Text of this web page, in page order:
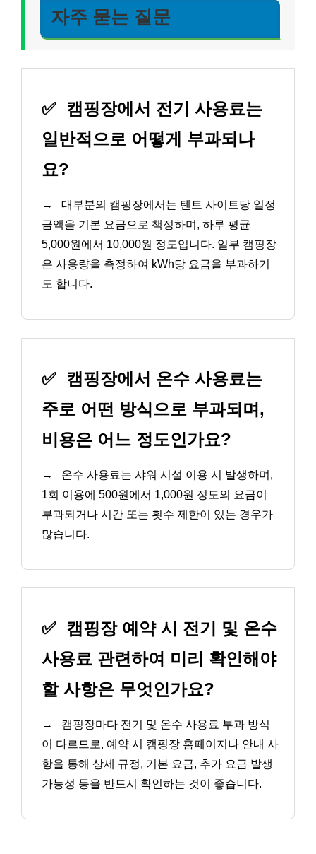
자주 묻는 질문
✅ 캠핑장에서 전기 사용료는
일반적으로 어떻게 부과되나
요?
→
대부분의 캠핑장에서는 텐트 사이트당 일정
금액을 기본 요금으로 책정하며, 하루 평균
5,000원에서 10,000원 정도입니다. 일부 캠핑장
은 사용량을 측정하여 kWh당 요금을 부과하기
도 합니다.
✅ 캠핑장에서 온수 사용료는
주로 어떤 방식으로 부과되며,
비용은 어느 정도인가요?
→
온수 사용료는 샤워 시설 이용 시 발생하며,
1회 이용에 500원에서 1,000원 정도의 요금이
부과되거나 시간 또는 횟수 제한이 있는 경우가
많습니다.
✅ 캠핑장 예약 시 전기 및 온수
사용료 관련하여 미리 확인해야
할 사항은 무엇인가요?
→
캠핑장마다 전기 및 온수 사용료 부과 방식
이 다르므로, 예약 시 캠핑장 홈페이지나 안내 사
항을 통해 상세 규정, 기본 요금, 추가 요금 발생
가능성 등을 반드시 확인하는 것이 좋습니다.